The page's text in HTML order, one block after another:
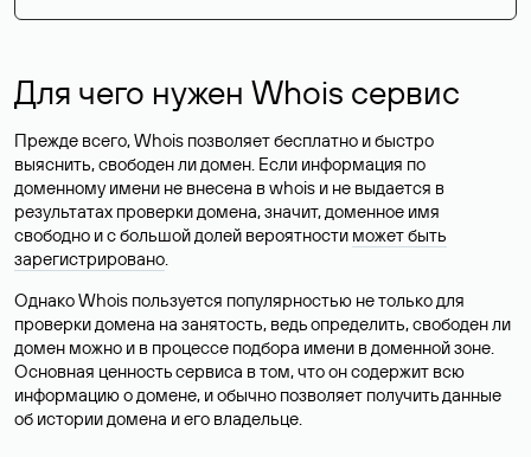
Для чего нужен Whois сервис
Прежде всего, Whois позволяет бесплатно и быстро
выяснить, свободен ли домен. Если информация по
доменному имени не внесена в whois и не выдается в
результатах проверки домена, значит, доменное имя
свободно и с большой долей вероятности может быть
зарегистрировано.
Однако Whois пользуется популярностью не только для
проверки домена на занятость, ведь определить, свободен ли
домен можно и в процессе подбора имени в доменной зоне.
Основная ценность сервиса в том, что он содержит всю
информацию о домене, и обычно позволяет получить данные
об истории домена и его владельце.